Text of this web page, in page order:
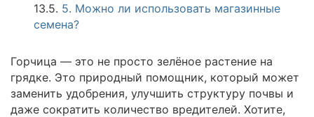
13.5. 5. Можно ли использовать магазинные
семена?
Горчица — это не просто зелёное растение на
грядке. Это природный помощник, который может
заменить удобрения, улучшить структуру почвы и
даже сократить количество вредителей. Хотите,